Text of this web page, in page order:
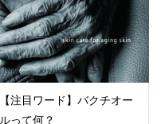
【注目ワード】バクチオー
ルって何？